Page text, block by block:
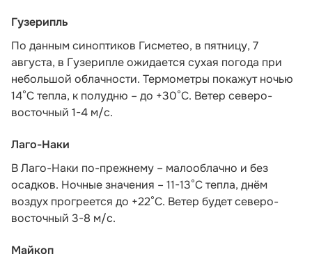
Гузерипль
По данным синоптиков Гисметео, в пятницу, 7
августа, в Гузерипле ожидается сухая погода при
небольшой облачности. Термометры покажут ночью
14°С тепла, к полудню – до +30°С. Ветер северо-
восточный 1-4 м/с.
Лаго-Наки
В Лаго-Наки по-прежнему – малооблачно и без
осадков. Ночные значения – 11-13°С тепла, днём
воздух прогреется до +22°С. Ветер будет северо-
восточный 3-8 м/с.
Майкоп